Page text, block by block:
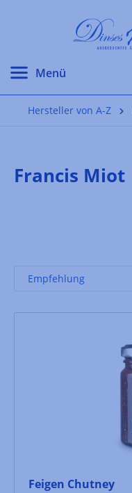
Hersteller von A-Z
Francis Miot
Feigen Chutney